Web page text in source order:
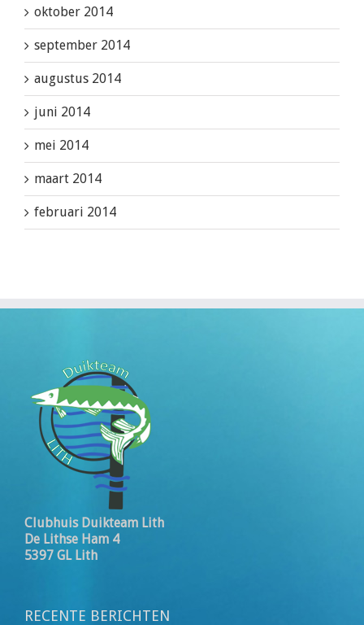
oktober 2014
september 2014
augustus 2014
juni 2014
mei 2014
maart 2014
februari 2014
Clubhuis Duikteam Lith
De Lithse Ham 4
5397 GL Lith
RECENTE BERICHTEN